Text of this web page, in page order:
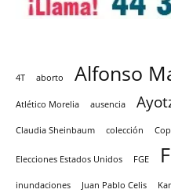
4T aborto Alfonso
Atlético Morelia ausencia
Claudia Sheinbaum colección
Elecciones Estados Unidos FGE
inundaciones Juan Pablo Celis